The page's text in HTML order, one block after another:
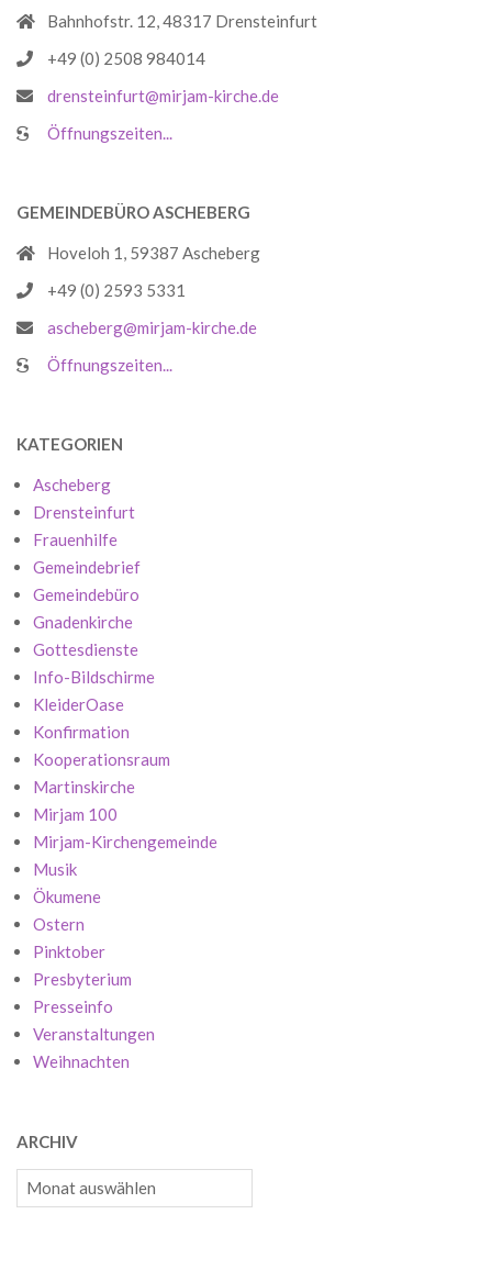
Bahnhofstr. 12, 48317 Drensteinfurt
+49 (0) 2508 984014
drensteinfurt@mirjam-kirche.de
Öffnungszeiten...
GEMEINDEBÜRO ASCHEBERG
Hoveloh 1, 59387 Ascheberg
+49 (0) 2593 5331
ascheberg@mirjam-kirche.de
Öffnungszeiten...
KATEGORIEN
Ascheberg
Drensteinfurt
Frauenhilfe
Gemeindebrief
Gemeindebüro
Gnadenkirche
Gottesdienste
Info-Bildschirme
KleiderOase
Konfirmation
Kooperationsraum
Martinskirche
Mirjam 100
Mirjam-Kirchengemeinde
Musik
Ökumene
Ostern
Pinktober
Presbyterium
Presseinfo
Veranstaltungen
Weihnachten
ARCHIV
Archiv